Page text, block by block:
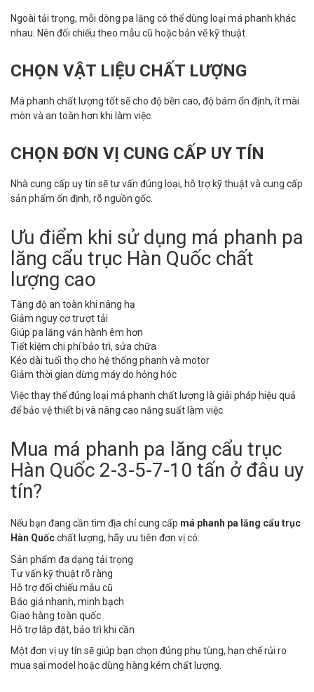
Ngoài tải trọng, mỗi dòng pa lăng có thể dùng loại má phanh khác
nhau. Nên đối chiếu theo mẫu cũ hoặc bản vẽ kỹ thuật.
CHỌN VẬT LIỆU CHẤT LƯỢNG
Má phanh chất lượng tốt sẽ cho độ bền cao, độ bám ổn định, ít mài
mòn và an toàn hơn khi làm việc.
CHỌN ĐƠN VỊ CUNG CẤP UY TÍN
Nhà cung cấp uy tín sẽ tư vấn đúng loại, hỗ trợ kỹ thuật và cung cấp
sản phẩm ổn định, rõ nguồn gốc.
Ưu điểm khi sử dụng má phanh pa
lăng cẩu trục Hàn Quốc chất
lượng cao
Tăng độ an toàn khi nâng hạ
Giảm nguy cơ trượt tải
Giúp pa lăng vận hành êm hơn
Tiết kiệm chi phí bảo trì, sửa chữa
Kéo dài tuổi thọ cho hệ thống phanh và motor
Giảm thời gian dừng máy do hỏng hóc
Việc thay thế đúng loại má phanh chất lượng là giải pháp hiệu quả
để bảo vệ thiết bị và nâng cao năng suất làm việc.
Mua má phanh pa lăng cẩu trục
Hàn Quốc 2-3-5-7-10 tấn ở đâu uy
tín?
Nếu bạn đang cần tìm địa chỉ cung cấp má phanh pa lăng cẩu trục
Hàn Quốcchất lượng, hãy ưu tiên đơn vị có:
Sản phẩm đa dạng tải trọng
Tư vấn kỹ thuật rõ ràng
Hỗ trợ đối chiếu mẫu cũ
Báo giá nhanh, minh bạch
Giao hàng toàn quốc
Hỗ trợ lắp đặt, bảo trì khi cần
Một đơn vị uy tín sẽ giúp bạn chọn đúng phụ tùng, hạn chế rủi ro
mua sai model hoặc dùng hàng kém chất lượng.